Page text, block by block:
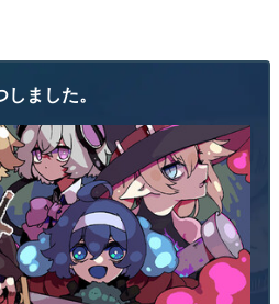
ました。